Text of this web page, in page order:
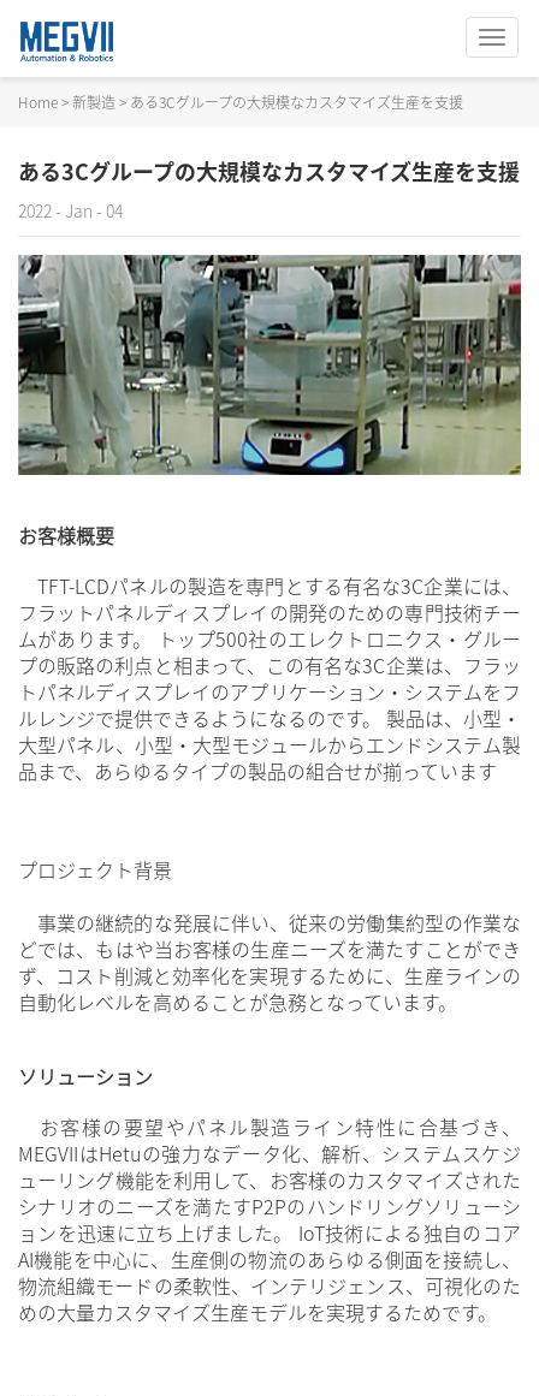
切
Home > 新製造 > ある3Cグループの大規模なカスタマイズ生産を支援
ある3Cグループの大規模なカスタマイズ生産を支援
2022 - Jan - 04
お客様概要
TFT-LCDパネルの製造を専門とする有名な3C企業には、
フラットパネルディスプレイの開発のための専門技術チー
ムがあります。 トップ500社のエレクトロニクス・グルー
プの販路の利点と相まって、この有名な3C企業は、フラッ
トパネルディスプレイのアプリケーション・システムをフ
ルレンジで提供できるようになるのです。 製品は、小型・
大型パネル、小型・大型モジュールからエンドシステム製
品まで、あらゆるタイプの製品の組合せが揃っています
プロジェクト背景
事業の継続的な発展に伴い、従来の労働集約型の作業な
どでは、もはや当お客様の生産ニーズを満たすことができ
ず、コスト削減と効率化を実現するために、生産ラインの
自動化レベルを高めることが急務となっています。
ソリューション
お客様の要望やパネル製造ライン特性に合基づき、
MEGVIIはHetuの強力なデータ化、解析、システムスケジ
ューリング機能を利用して、お客様のカスタマイズされた
シナリオのニーズを満たすP2Pのハンドリングソリューシ
ョンを迅速に立ち上げました。 IoT技術による独自のコア
AI機能を中心に、生産側の物流のあらゆる側面を接続し、
物流組織モードの柔軟性、インテリジェンス、可視化のた
めの大量カスタマイズ生産モデルを実現するためです。